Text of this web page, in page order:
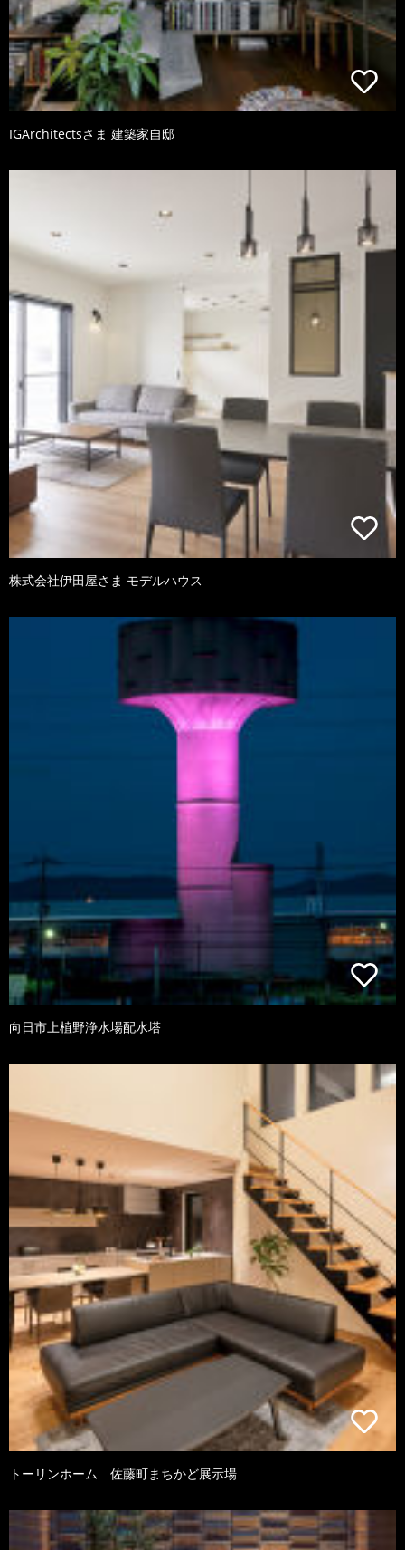
IGArchitectsさま 建築家自邸
株式会社伊田屋さま モデルハウス
向日市上植野浄水場配水塔
トーリンホーム 佐藤町まちかど展示場